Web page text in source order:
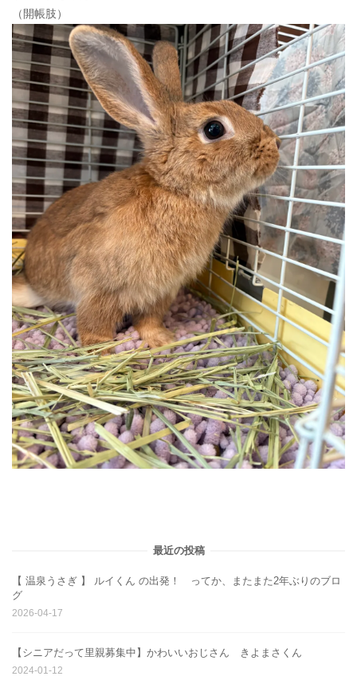
（開帳肢）
最近の投稿
【 温泉うさぎ 】 ルイくん の出発！ ってか、またまた2年ぶりのブロ
グ
2026-04-17
【シニアだって里親募集中】かわいいおじさん きよまさくん
2024-01-12